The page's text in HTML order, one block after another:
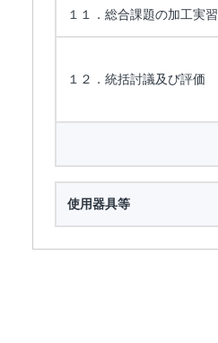
１１．総合課題の加工実習
１２．統括討議及び評価
使用器具等